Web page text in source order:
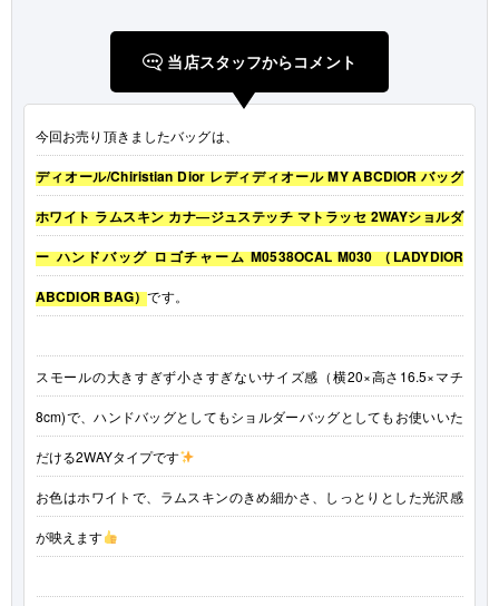
当店スタッフからコメント
今回お売り頂きましたバッグは、
ディオール/Chiristian Dior レディディオール MY ABCDIOR バッグ
ホワイト ラムスキン カナ―ジュステッチ マトラッセ 2WAYショルダ
ー ハンドバッグ ロゴチャーム M0538OCAL M030 （LADYDIOR
ABCDIOR BAG）です。
スモールの大きすぎず小さすぎないサイズ感（横20×高さ16.5×マチ
8cm)で、ハンドバッグとしてもショルダーバッグとしてもお使いいた
だける2WAYタイプです
お色はホワイトで、ラムスキンのきめ細かさ、しっとりとした光沢感
が映えます